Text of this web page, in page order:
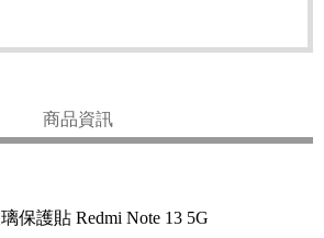
商品資訊
保護貼 Redmi Note 13 5G